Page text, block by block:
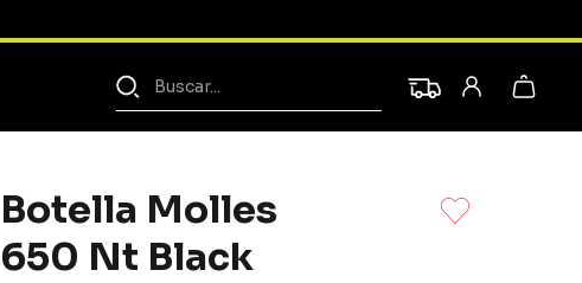
Buscar...
Botella Molles
650 Nt Black